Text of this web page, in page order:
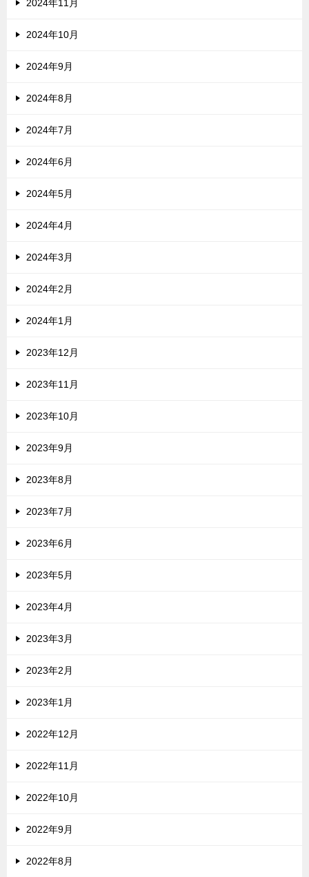
2024年11月
2024年10月
2024年9月
2024年8月
2024年7月
2024年6月
2024年5月
2024年4月
2024年3月
2024年2月
2024年1月
2023年12月
2023年11月
2023年10月
2023年9月
2023年8月
2023年7月
2023年6月
2023年5月
2023年4月
2023年3月
2023年2月
2023年1月
2022年12月
2022年11月
2022年10月
2022年9月
2022年8月